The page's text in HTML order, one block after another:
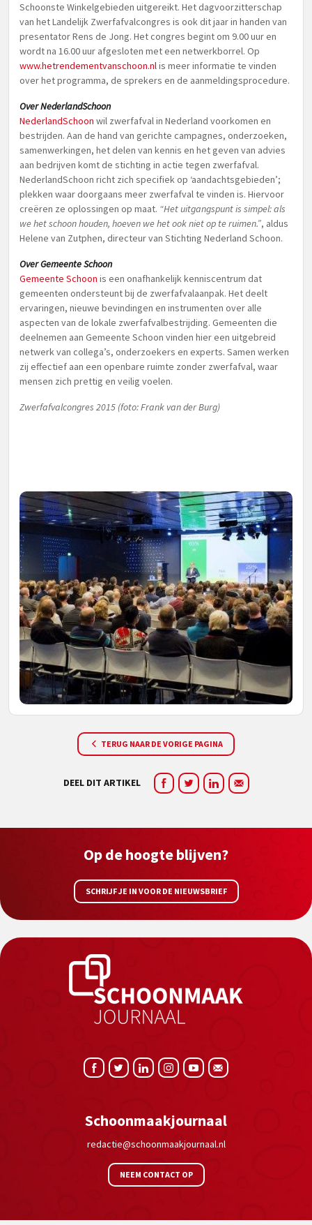
Schoonste Winkelgebieden uitgereikt. Het dagvoorzitterschap
van het Landelijk Zwerfafvalcongres is ook dit jaar in handen van
presentator Rens de Jong. Het congres begint om 9.00 uur en
wordt na 16.00 uur afgesloten met een netwerkborrel. Op
www.hetrendementvanschoon.nlis meer informatie te vinden
over het programma, de sprekers en de aanmeldingsprocedure.
Over NederlandSchoon
NederlandSchoon wil zwerfafval in Nederland voorkomen en
bestrijden. Aan de hand van gerichte campagnes, onderzoeken,
samenwerkingen, het delen van kennis en het geven van advies
aan bedrijven komt de stichting in actie tegen zwerfafval.
NederlandSchoon richt zich specifiek op ‘aandachtsgebieden’;
plekken waar doorgaans meer zwerfafval te vinden is. Hiervoor
creëren ze oplossingen op maat. “Het uitgangspunt is simpel: als
we het schoon houden, hoeven we het ook niet op te ruimen.”, aldus
Helene van Zutphen, directeur van Stichting Nederland Schoon.
Over Gemeente Schoon
Gemeente Schoon is een onafhankelijk kenniscentrum dat
gemeenten ondersteunt bij de zwerfafvalaanpak. Het deelt
ervaringen, nieuwe bevindingen en instrumenten over alle
aspecten van de lokale zwerfafvalbestrijding. Gemeenten die
deelnemen aan Gemeente Schoon vinden hier een uitgebreid
netwerk van collega’s, onderzoekers en experts. Samen werken
zij effectief aan een openbare ruimte zonder zwerfafval, waar
mensen zich prettig en veilig voelen.
Zwerfafvalcongres 2015 (foto: Frank van der Burg)
TERUG NAAR DE VORIGE PAGINA
DEEL DIT ARTIKEL
Op de hoogte blijven?
SCHRIJF JE IN VOOR DE NIEUWSBRIEF
Schoonmaakjournaal
redactie@schoonmaakjournaal.nl
NEEM CONTACT OP